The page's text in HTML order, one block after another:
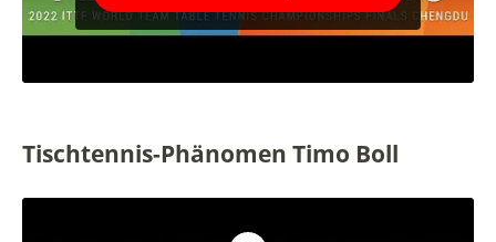
Tischtennis-Phänomen Timo Boll